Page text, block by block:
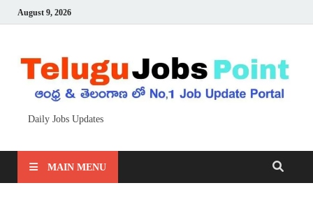
August 9, 2026
Daily Jobs Updates
MAIN MENU